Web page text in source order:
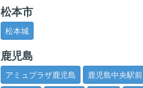
松本市
松本城
鹿児島
アミュプラザ鹿児島 鹿児島中央駅前